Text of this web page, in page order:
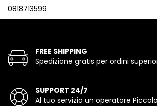
0818713599
FREE SHIPPING
Spedizione gratis per ordini
SUPPORT 24/7
Al tuo servizio un operatore